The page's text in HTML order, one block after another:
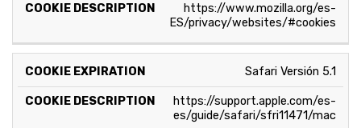
https://www.mozilla.org/es-
ES/privacy/websites/#cookies
Safari Versión 5.1
https://support.apple.com/es-
es/guide/safari/sfri11471/mac